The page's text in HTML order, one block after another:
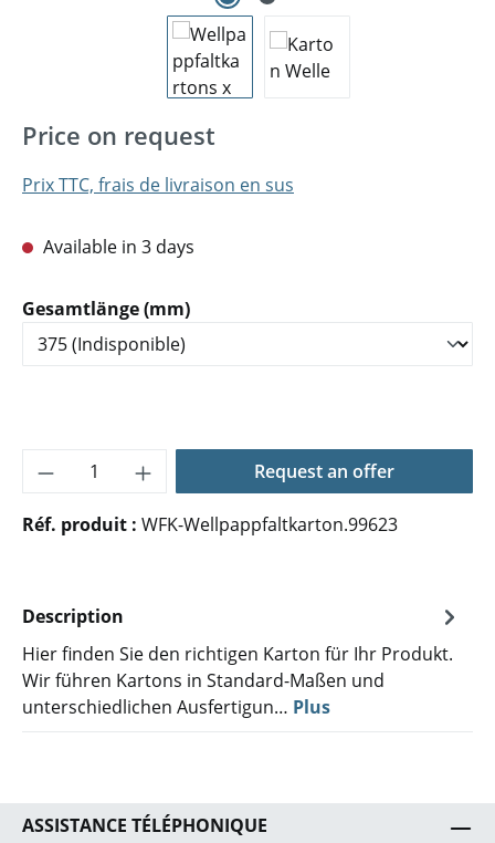
Price on request
Prix TTC, frais de livraison en sus
Available in 3 days
Sélectionnez
Gesamtlänge (mm)
Quantité de produit : Entrez la
Request an offer
Réf. produit : WFK-Wellpappfaltkarton.99623
Description
Hier finden Sie den richtigen Karton für Ihr Produkt.
Wir führen Kartons in Standard-Maßen und
unterschiedlichen Ausfertigun… Plus
ASSISTANCE TÉLÉPHONIQUE